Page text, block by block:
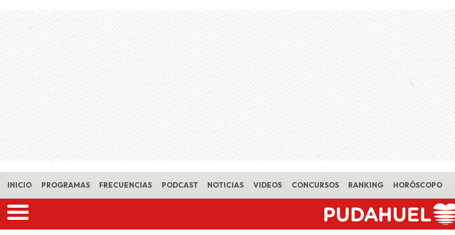
Skip to main content
INICIO PROGRAMAS FRECUENCIAS PODCAST NOTICIAS VIDEOS CONCURSOS RANKING HORÓSCOPO